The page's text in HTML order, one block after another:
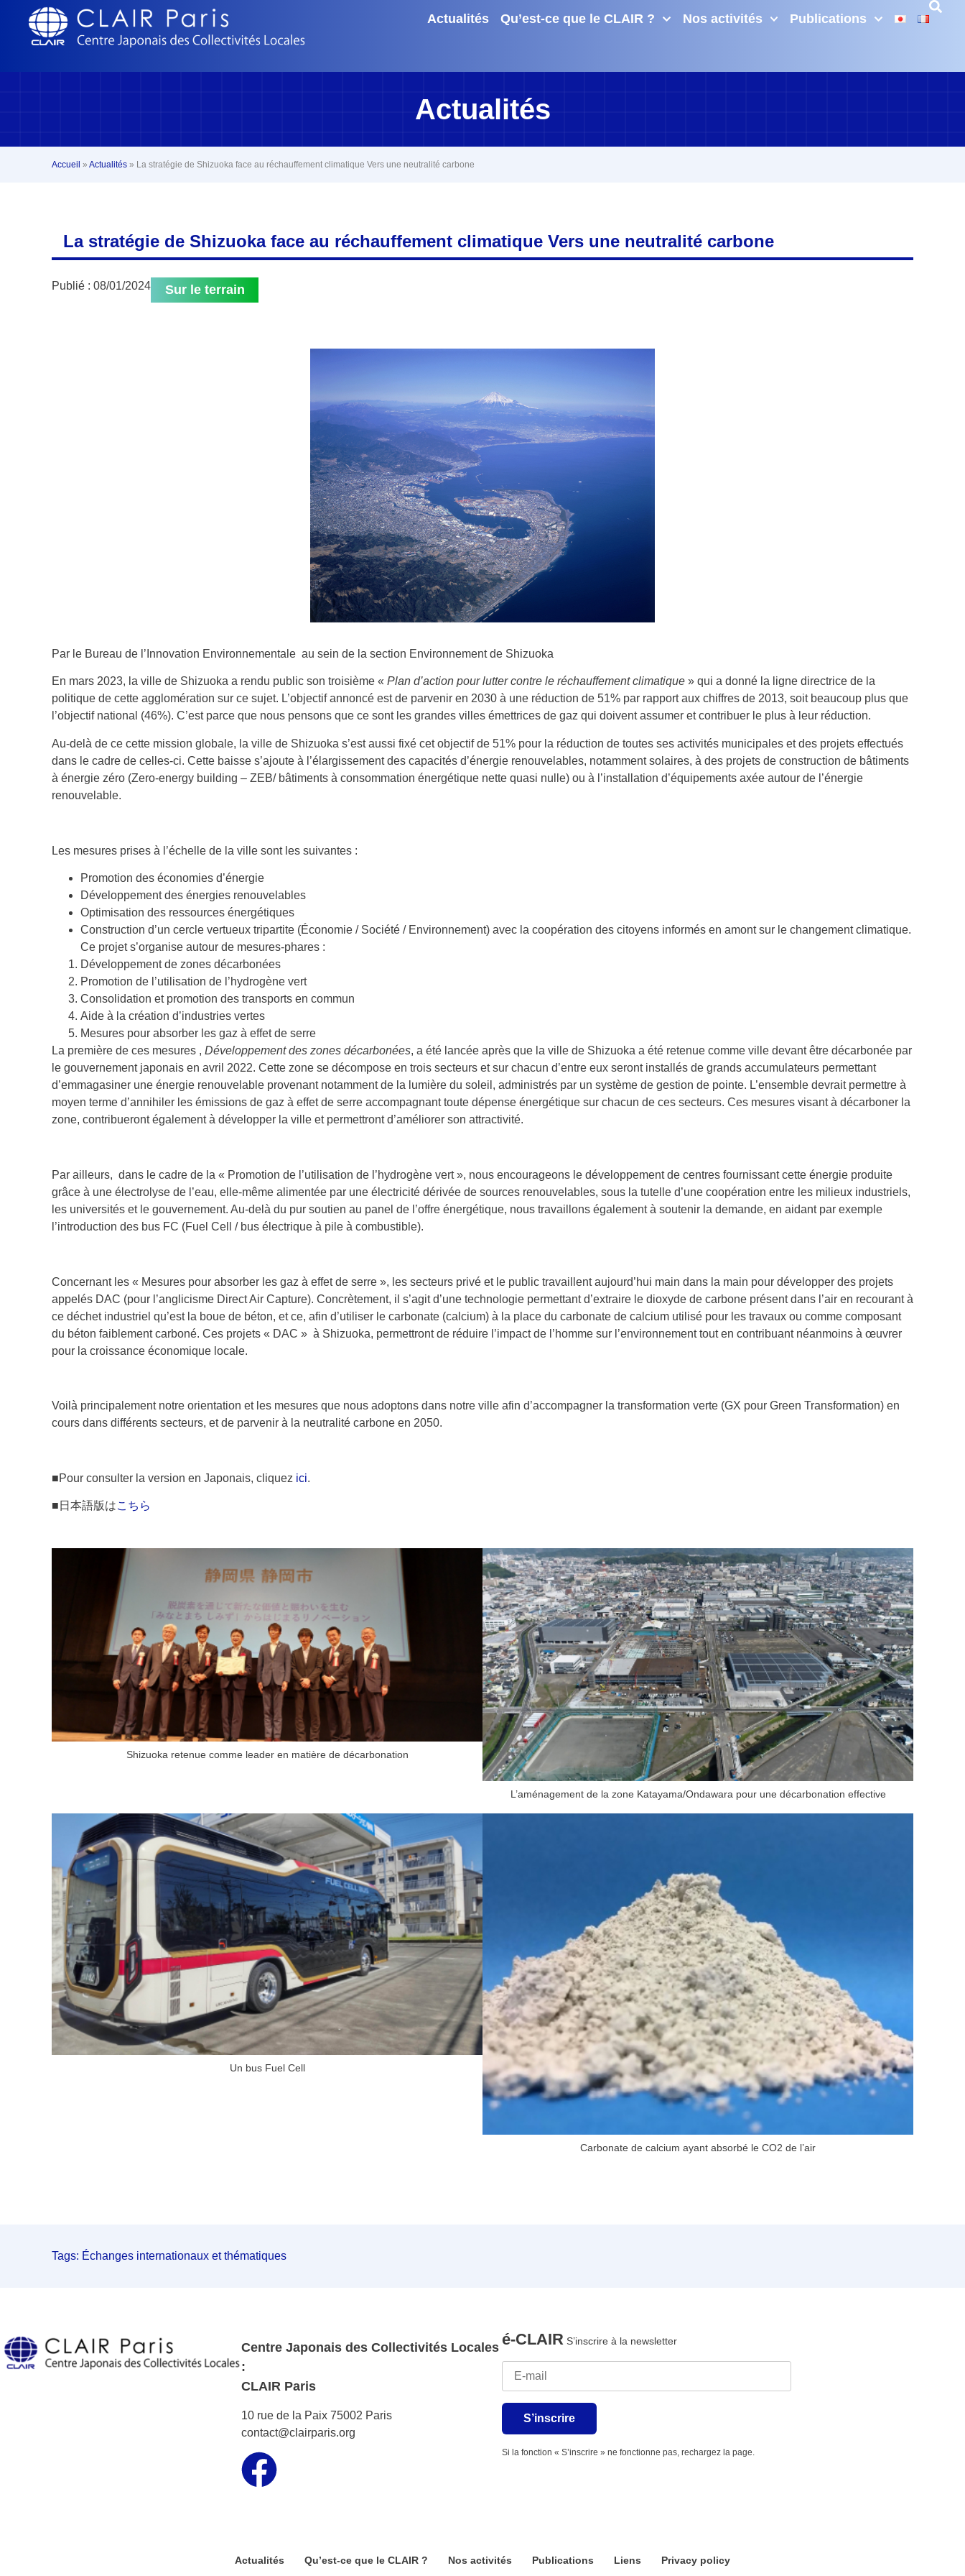
Actualités Qu’est-ce que le CLAIR ? Nos activités Publications
Actualités
Accueil » Actualités » La stratégie de Shizuoka face au réchauffement climatique Vers une neutralité carbone
La stratégie de Shizuoka face au réchauffement climatique Vers une neutralité carbone
Publié : 08/01/2024 Sur le terrain
Par le Bureau de l’Innovation Environnementale au sein de la section Environnement de Shizuoka
En mars 2023, la ville de Shizuoka a rendu public son troisième « Plan d’action pour lutter contre le réchauffement climatique » qui a donné la ligne directrice de la
politique de cette agglomération sur ce sujet. L’objectif annoncé est de parvenir en 2030 à une réduction de 51% par rapport aux chiffres de 2013, soit beaucoup plus que
l’objectif national (46%). C’est parce que nous pensons que ce sont les grandes villes émettrices de gaz qui doivent assumer et contribuer le plus à leur réduction.
Au-delà de ce cette mission globale, la ville de Shizuoka s’est aussi fixé cet objectif de 51% pour la réduction de toutes ses activités municipales et des projets effectués
dans le cadre de celles-ci. Cette baisse s’ajoute à l’élargissement des capacités d’énergie renouvelables, notamment solaires, à des projets de construction de bâtiments
à énergie zéro (Zero-energy building – ZEB/ bâtiments à consommation énergétique nette quasi nulle) ou à l’installation d’équipements axée autour de l’énergie
renouvelable.
Les mesures prises à l’échelle de la ville sont les suivantes :
Promotion des économies d’énergie
Développement des énergies renouvelables
Optimisation des ressources énergétiques
Construction d’un cercle vertueux tripartite (Économie / Société / Environnement) avec la coopération des citoyens informés en amont sur le changement climatique.
Ce projet s’organise autour de mesures-phares :
Développement de zones décarbonées
Promotion de l’utilisation de l’hydrogène vert
Consolidation et promotion des transports en commun
Aide à la création d’industries vertes
Mesures pour absorber les gaz à effet de serre
La première de ces mesures , Développement des zones décarbonées, a été lancée après que la ville de Shizuoka a été retenue comme ville devant être décarbonée par
le gouvernement japonais en avril 2022. Cette zone se décompose en trois secteurs et sur chacun d’entre eux seront installés de grands accumulateurs permettant
d’emmagasiner une énergie renouvelable provenant notamment de la lumière du soleil, administrés par un système de gestion de pointe. L’ensemble devrait permettre à
moyen terme d’annihiler les émissions de gaz à effet de serre accompagnant toute dépense énergétique sur chacun de ces secteurs. Ces mesures visant à décarboner la
zone, contribueront également à développer la ville et permettront d’améliorer son attractivité.
Par ailleurs, dans le cadre de la « Promotion de l’utilisation de l’hydrogène vert », nous encourageons le développement de centres fournissant cette énergie produite
grâce à une électrolyse de l’eau, elle-même alimentée par une électricité dérivée de sources renouvelables, sous la tutelle d’une coopération entre les milieux industriels,
les universités et le gouvernement. Au-delà du pur soutien au panel de l’offre énergétique, nous travaillons également à soutenir la demande, en aidant par exemple
l’introduction des bus FC (Fuel Cell / bus électrique à pile à combustible).
Concernant les « Mesures pour absorber les gaz à effet de serre », les secteurs privé et le public travaillent aujourd’hui main dans la main pour développer des projets
appelés DAC (pour l’anglicisme Direct Air Capture). Concrètement, il s’agit d’une technologie permettant d’extraire le dioxyde de carbone présent dans l’air en recourant à
ce déchet industriel qu’est la boue de béton, et ce, afin d’utiliser le carbonate (calcium) à la place du carbonate de calcium utilisé pour les travaux ou comme composant
du béton faiblement carboné. Ces projets « DAC » à Shizuoka, permettront de réduire l’impact de l’homme sur l’environnement tout en contribuant néanmoins à œuvrer
pour la croissance économique locale.
Voilà principalement notre orientation et les mesures que nous adoptons dans notre ville afin d’accompagner la transformation verte (GX pour Green Transformation) en
cours dans différents secteurs, et de parvenir à la neutralité carbone en 2050.
■Pour consulter la version en Japonais, cliquez ici.
■日本語版はこちら
Shizuoka retenue comme leader en matière de décarbonation
L’aménagement de la zone Katayama/Ondawara pour une décarbonation effective
Un bus Fuel Cell
Carbonate de calcium ayant absorbé le CO2 de l’air
Tags: Échanges internationaux et thématiques
Centre Japonais des Collectivités Locales
:
CLAIR Paris
10 rue de la Paix 75002 Paris
contact@clairparis.org
é-CLAIR S’inscrire à la newsletter
S’inscrire
Si la fonction « S’inscrire » ne fonctionne pas, rechargez la page.
Actualités Qu’est-ce que le CLAIR ? Nos activités Publications Liens Privacy policy